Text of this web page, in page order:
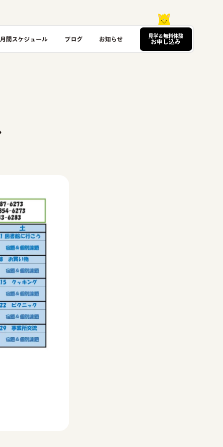
月間スケジュール ブログ お知らせ 見学＆無料体験
お申し込み